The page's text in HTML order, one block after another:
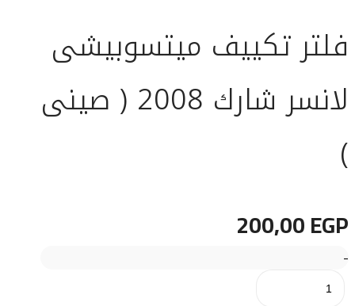
فلتر تكييف ميتسوبيشى
لانسر شارك 2008 ( صينى
)
200,00EGP
فلتر
تكييف
-